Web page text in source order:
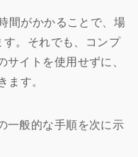
間がかかることで、場
。それでも、コンプ
イトを使用せずに、
ます。
一般的な手順を次に示